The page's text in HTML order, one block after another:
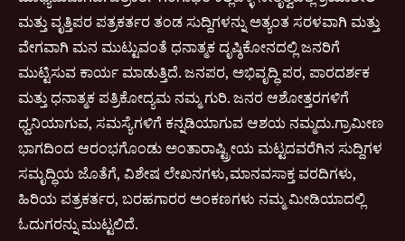
ಮತ್ತು ವೃತ್ತಿಪರ ಪತ್ರಕರ್ತರ ತಂಡ ಸುದ್ದಿಗಳನ್ನು ಅತ್ಯಂತ ಸರಳವಾಗಿ ಮತ್ತು
ವೇಗವಾಗಿ ಮನ ಮುಟ್ಟುವಂತೆ ಧನಾತ್ಮಕ ದೃಷ್ಠಿಕೋನದಲ್ಲಿ ಜನರಿಗೆ
ಮುಟ್ಟಿಸುವ ಕಾರ್ಯ ಮಾಡುತ್ತಿದೆ. ಜನಪರ, ಅಭಿವೃದ್ಧಿ ಪರ, ಪಾರದರ್ಶಕ
ಮತ್ತು ಧನಾತ್ಮಕ ಪತ್ರಿಕೋದ್ಯಮ ನಮ್ಮ ಗುರಿ. ಜನರ ಆಶೋತ್ತರಗಳಿಗೆ
ಧ್ವನಿಯಾಗುವ, ಸಮಸ್ಯೆಗಳಿಗೆ ಕನ್ನಡಿಯಾಗುವ ಆಶಯ ನಮ್ಮದು.ಗ್ರಾಮೀಣ
ಭಾಗದಿಂದ ಆರಂಭಗೊಂಡು ಅಂತಾರಾಷ್ಟ್ರೀಯ ಮಟ್ಟದವರೆಗಿನ ಸುದ್ದಿಗಳ
ಸಮೃದ್ಧಿಯ ಜೊತೆಗೆ, ವಿಶೇಷ ಲೇಖನಗಳು,ಮಾನವಸಾಕ್ತ ವರದಿಗಳು,
ಹಿರಿಯ ಪತ್ರಕರ್ತರ, ಬರಹಗಾರರ ಅಂಕಣಗಳು ನಮ್ಮ ಮೀಡಿಯಾದಲ್ಲಿ
ಓದುಗರನ್ನು ಮುಟ್ಟಲಿದೆ.